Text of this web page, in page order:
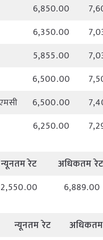
6,850.00
6,350.00
5,855.00
6,500.00
6,500.00
6,250.00
न्यूनतमरेट अधिकतमरेट
2,550.00 6,889.00
न्यूनतमरेट अधिकतम